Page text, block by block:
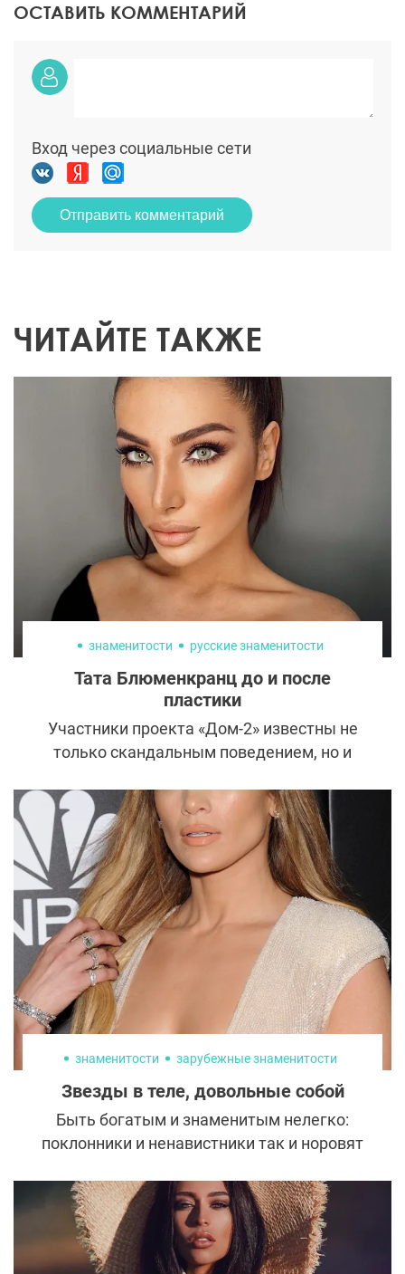
ОСТАВИТЬ КОММЕНТАРИЙ
Вход через социальные сети
Отправить комментарий
ЧИТАЙТЕ ТАКЖЕ
знаменитости русские знаменитости
Тата Блюменкранц до и после
пластики
Участники проекта «Дом-2» известны не
только скандальным поведением, но и
внешность. Кажется, Тата Блюменкранц
тоже не смогла устоять перед
возможностями пластической хирургии.
знаменитости зарубежные знаменитости
Звезды в теле, довольные собой
Быть богатым и знаменитым нелегко:
поклонники и ненавистники так и норовят
стараются угодить и тем и другим, вторые
принимают себя со всеми
несовершенствами. Кто из селебрити не
думает о пластике и не скрывает фото до и